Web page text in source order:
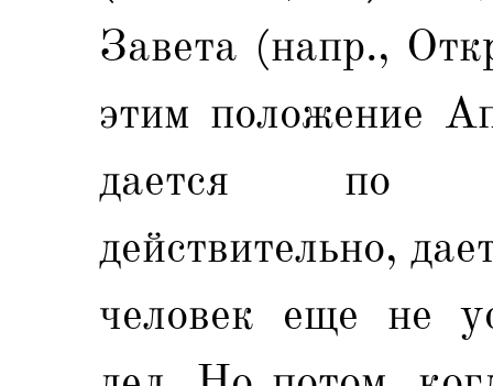
Завета (напр.,
этим положение
дается по
действительно,
человек еще не